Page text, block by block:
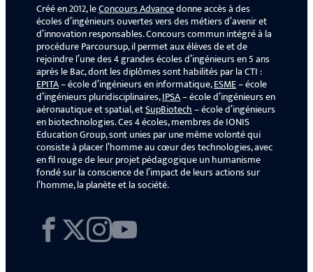
Créé en 2012, leConcours Advancedonne accès à des
écoles d’ingénieurs ouvertes vers des métiers d’avenir et
d’innovation responsables. Concours commun intégré à la
procédure Parcoursup, il permet aux élèves de et de
rejoindre l’une des 4 grandes écoles d’ingénieurs en 5 ans
après le Bac, dont les diplômes sont habilités par la CTI :
EPITA– école d’ingénieurs en informatique,ESME– école
d’ingénieurs pluridisciplinaires,IPSA– école d’ingénieurs en
aéronautique et spatial, etSupBiotech– école d’ingénieurs
en biotechnologies. Ces 4 écoles, membres de IONIS
Education Group, sont unies par une même volonté qui
consiste à placer l’homme au cœur des technologies, avec
en fil rouge de leur projet pédagogique un humanisme
fondé sur la conscience de l’impact de leurs actions sur
l’homme, la planète et la société.
Facebook
X Instagram
YouTube